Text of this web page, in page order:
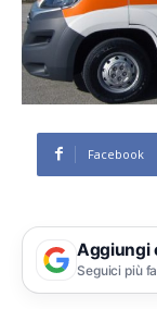
Facebook
Aggiungi
Seguici più